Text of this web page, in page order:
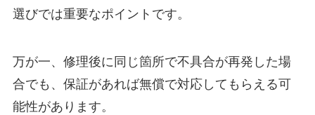
選びでは重要なポイントです。
万が一、修理後に同じ箇所で不具合が再発した場
合でも、保証があれば無償で対応してもらえる可
能性があります。